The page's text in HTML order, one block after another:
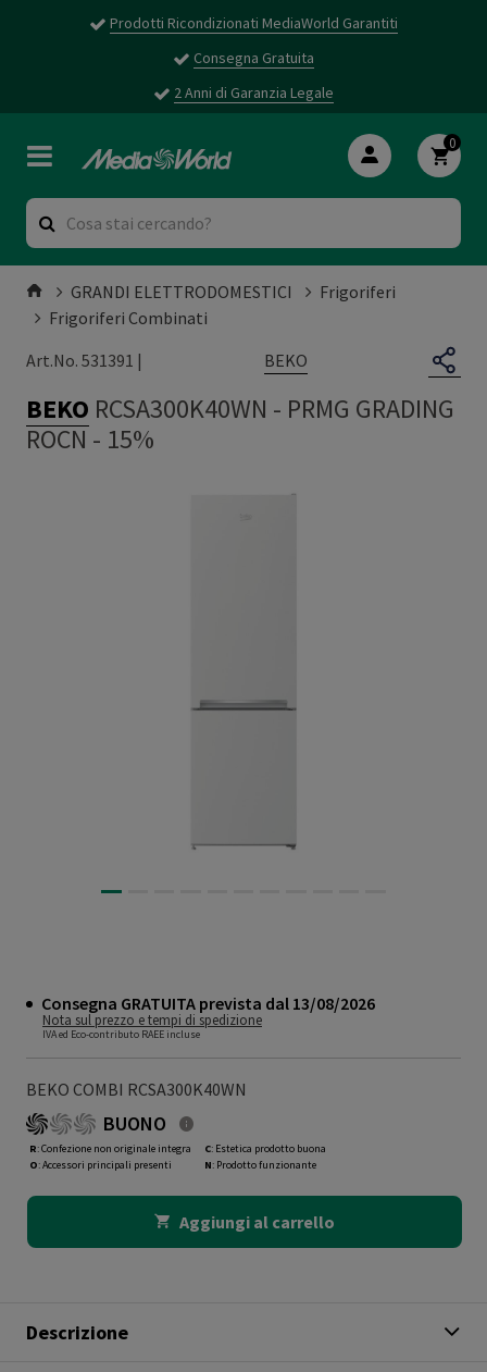
Prodotti Ricondizionati MediaWorld Garantiti
Consegna Gratuita
2 Anni di Garanzia Legale
0
GRANDI ELETTRODOMESTICI
Frigoriferi
Frigoriferi Combinati
Art.No. 531391 |
BEKO
BEKO RCSA300K40WN - PRMG GRADING
ROCN - 15%
Consegna GRATUITA prevista dal 13/08/2026
Nota sul prezzo e tempi di spedizione
IVA ed Eco-contributo RAEE incluse
BEKO COMBI RCSA300K40WN
BUONO
R: Confezione non originale integra
O: Accessori principali presenti
C: Estetica prodotto buona
N: Prodotto funzionante
Aggiungi al carrello
Descrizione